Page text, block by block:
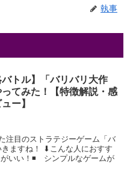
執事
バトル】「バリバリ大作
てみた！【特徴解説・感
ー】
注目のストラテジーゲーム「バ
ますね！ ⬇︎こんな人におすす
いい！◾️ シンプルなゲームが